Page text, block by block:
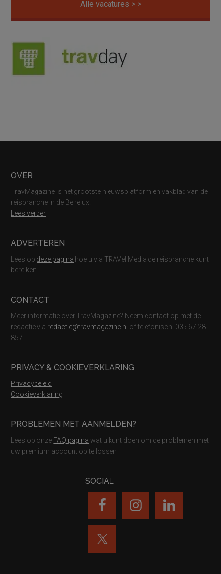
Alle vacatures > >
Footer
OVER
TravMagazine is het grootste nieuwsplatform en vakblad van de
reisbranche in de Benelux.
Lees verder
ADVERTEREN
Lees op deze pagina hoe u via TRAVel Media de reisbranche kunt
bereiken.
CONTACT
Meer informatie over TravMagazine? Neem contact op met de
redactie via redactie@travmagazine.nl of telefonisch: 035 67 28
857.
PRIVACY & COOKIEVERKLARING
Privacybeleid
Cookieverklaring
PROBLEMEN MET AANMELDEN?
Lees op onze FAQ pagina wat u kunt doen om de problemen met
uw premium account op te lossen
SOCIAL